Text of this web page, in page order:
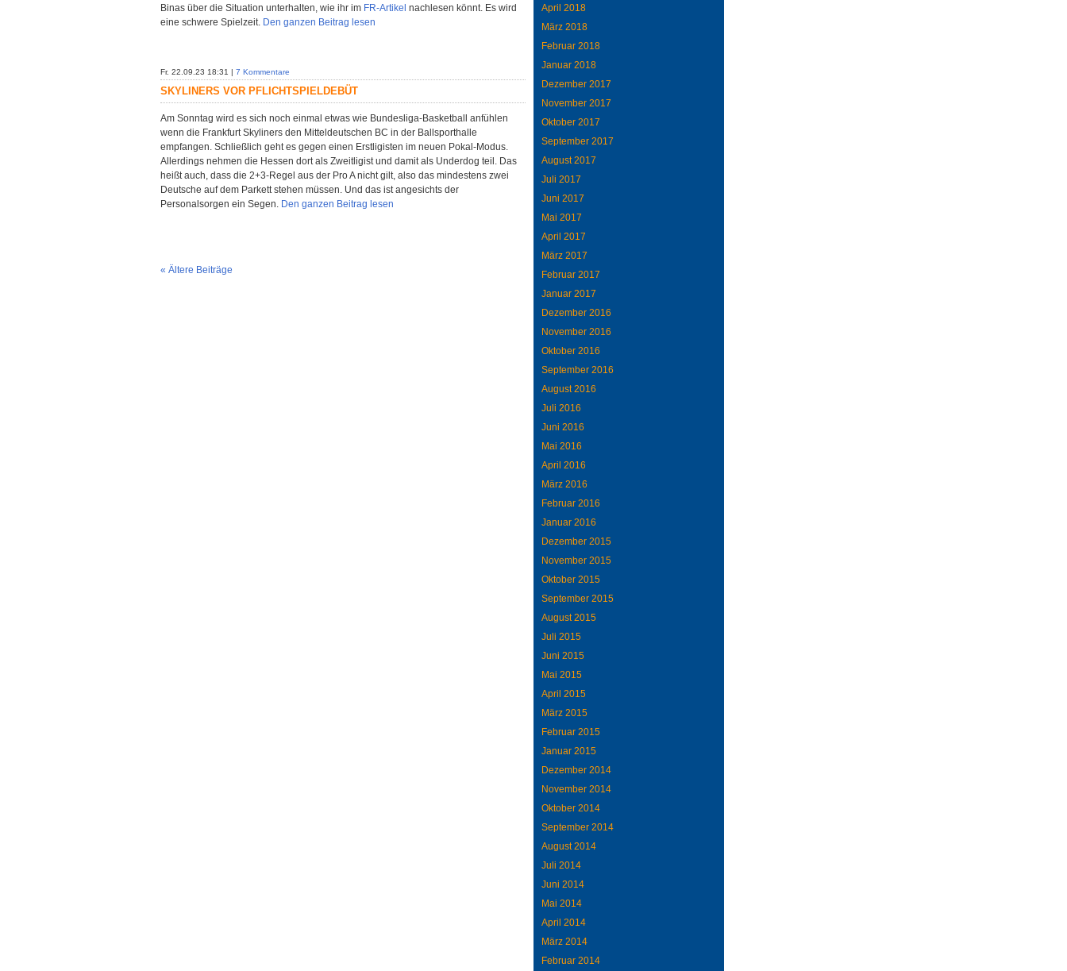
Binas über die Situation unterhalten, wie ihr im FR-Artikel nachlesen könnt. Es wird
eine schwere Spielzeit. Den ganzen Beitrag lesen
Fr. 22.09.23 18:31 | 7 Kommentare
SKYLINERS VOR PFLICHTSPIELDEBÜT
Am Sonntag wird es sich noch einmal etwas wie Bundesliga-Basketball anfühlen
wenn die Frankfurt Skyliners den Mitteldeutschen BC in der Ballsporthalle
empfangen. Schließlich geht es gegen einen Erstligisten im neuen Pokal-Modus.
Allerdings nehmen die Hessen dort als Zweitligist und damit als Underdog teil. Das
heißt auch, dass die 2+3-Regel aus der Pro A nicht gilt, also das mindestens zwei
Deutsche auf dem Parkett stehen müssen. Und das ist angesichts der
Personalsorgen ein Segen. Den ganzen Beitrag lesen
« Ältere Beiträge
April 2018
März 2018
Februar 2018
Januar 2018
Dezember 2017
November 2017
Oktober 2017
September 2017
August 2017
Juli 2017
Juni 2017
Mai 2017
April 2017
März 2017
Februar 2017
Januar 2017
Dezember 2016
November 2016
Oktober 2016
September 2016
August 2016
Juli 2016
Juni 2016
Mai 2016
April 2016
März 2016
Februar 2016
Januar 2016
Dezember 2015
November 2015
Oktober 2015
September 2015
August 2015
Juli 2015
Juni 2015
Mai 2015
April 2015
März 2015
Februar 2015
Januar 2015
Dezember 2014
November 2014
Oktober 2014
September 2014
August 2014
Juli 2014
Juni 2014
Mai 2014
April 2014
März 2014
Februar 2014